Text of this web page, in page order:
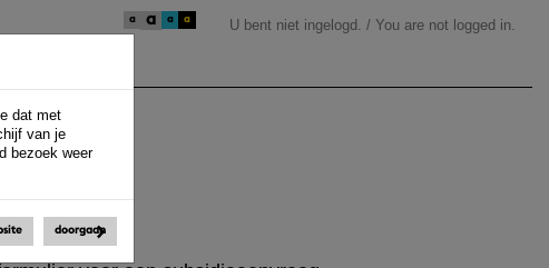
U bent niet ingelogd. / You are not logged in.
a a a a
dat met
van je
bezoek weer
doorgaan